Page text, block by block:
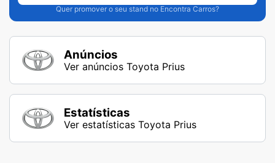
Quer promover o seu stand no Encontra Carros?
Anúncios
Ver anúncios Toyota Prius
Estatísticas
Ver estatísticas Toyota Prius